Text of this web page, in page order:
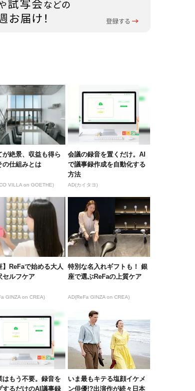
が絶景、収益も得ら
の仕組みとは
VILLA on GOETHE)
会議の録音を置くだけ。AI
で議事録作成を自動化する
方法
AD(カイタヨ)
】ReFaで始める大人
セルフケア
GINZA on CREA)
特別な名入れギフトも！ 銀
座で選ぶReFaの上質ケア
AD(ReFa GINZA on CREA)
はもう不要。録音を
するだけのAI議事録
いま最もキテる塩顔イケメ
ン俳優!?出演作が続々日本